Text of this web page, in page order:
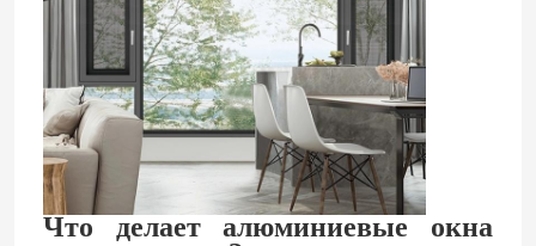
Что делает алюминиевые окна